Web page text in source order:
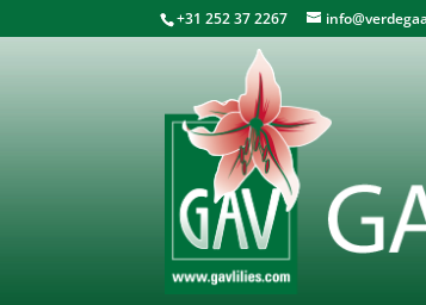
+31 252 37 2267